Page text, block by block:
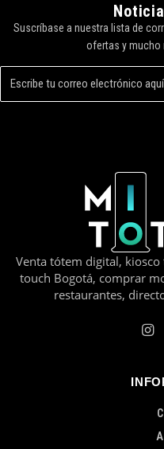
Suscríbase a nuestra lista de
ofertas y mucho
Venta tótem digital,
touch Bogotá, comprar
restaurantes,